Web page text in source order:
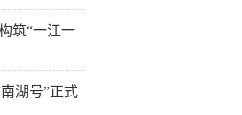
筑“一江一
湖号”正式